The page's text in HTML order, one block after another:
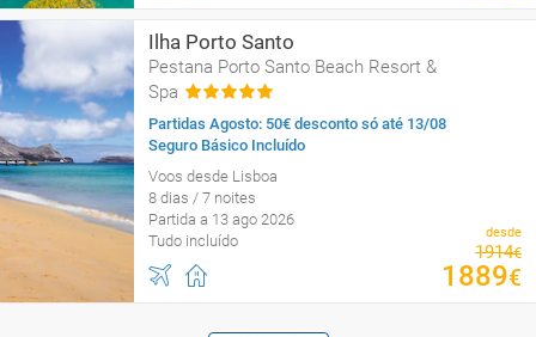
Ilha Porto Santo
Pestana Porto Santo Beach Resort &
Spa
Partidas Agosto: 50€ desconto só até 13/08
Seguro Básico Incluído
Voos desde Lisboa
8 dias / 7 noites
Partida a 13 ago 2026
Tudo incluído
desde
1914€
1889€